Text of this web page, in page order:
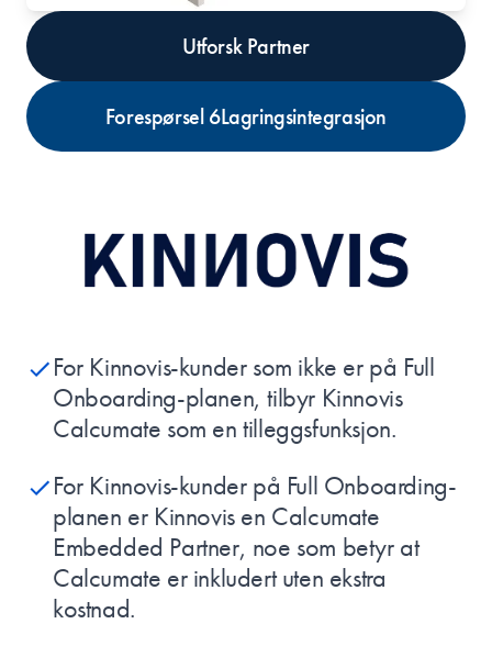
Utforsk Partner
Forespørsel 6Lagringsintegrasjon
For Kinnovis-kunder som ikke er på Full
Onboarding-planen, tilbyr Kinnovis
Calcumate som en tilleggsfunksjon.
For Kinnovis-kunder på Full Onboarding-
planen er Kinnovis en Calcumate
Embedded Partner, noe som betyr at
Calcumate er inkludert uten ekstra
kostnad.